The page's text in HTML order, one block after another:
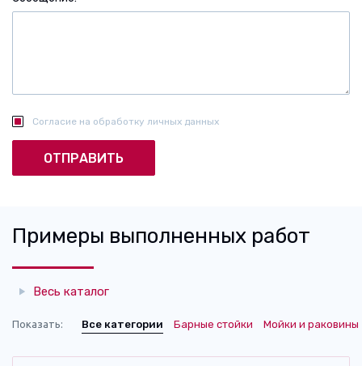
Согласие на обработку личных данных
Примеры выполненных работ
Весь каталог
Показать: Все категории Барные стойки Мойки и раковины